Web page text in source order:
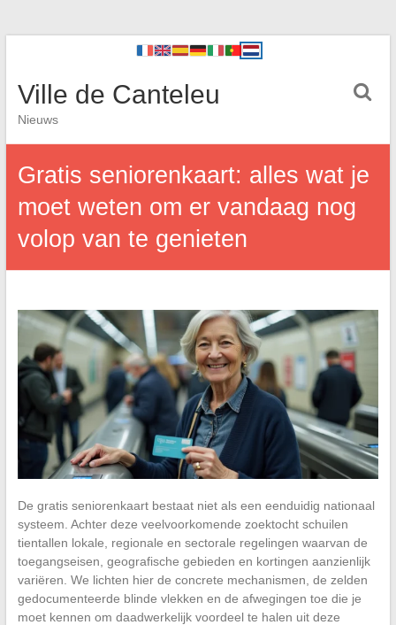
Ville de Canteleu
Nieuws
Gratis seniorenkaart: alles wat je
moet weten om er vandaag nog
volop van te genieten
De gratis seniorenkaart bestaat niet als een eenduidig nationaal
systeem. Achter deze veelvoorkomende zoektocht schuilen
tientallen lokale, regionale en sectorale regelingen waarvan de
toegangseisen, geografische gebieden en kortingen aanzienlijk
variëren. We lichten hier de concrete mechanismen, de zelden
gedocumenteerde blinde vlekken en de afwegingen toe die je
moet kennen om daadwerkelijk voordeel te halen uit deze